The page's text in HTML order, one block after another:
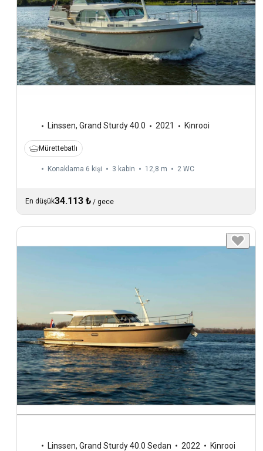
Linssen, Grand Sturdy 40.0 2021 Kinrooi
Mürettebatlı
Konaklama 6 kişi 3 kabin 12,8 m 2 WC
En düşük34.113 ₺ / gece
Linssen, Grand Sturdy 40.0 Sedan 2022 Kinrooi